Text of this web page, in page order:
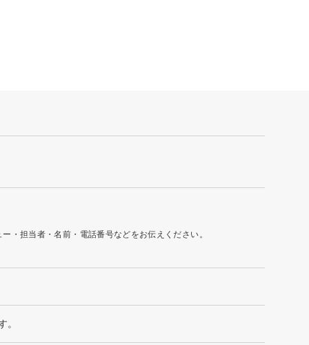
・担当者・名前・電話番号などをお伝えください。
。